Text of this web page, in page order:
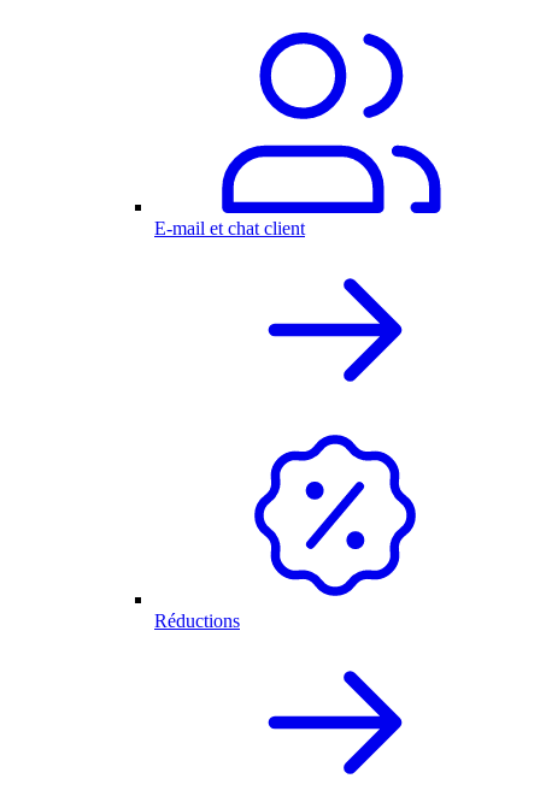
E-mail et chat client
Réductions